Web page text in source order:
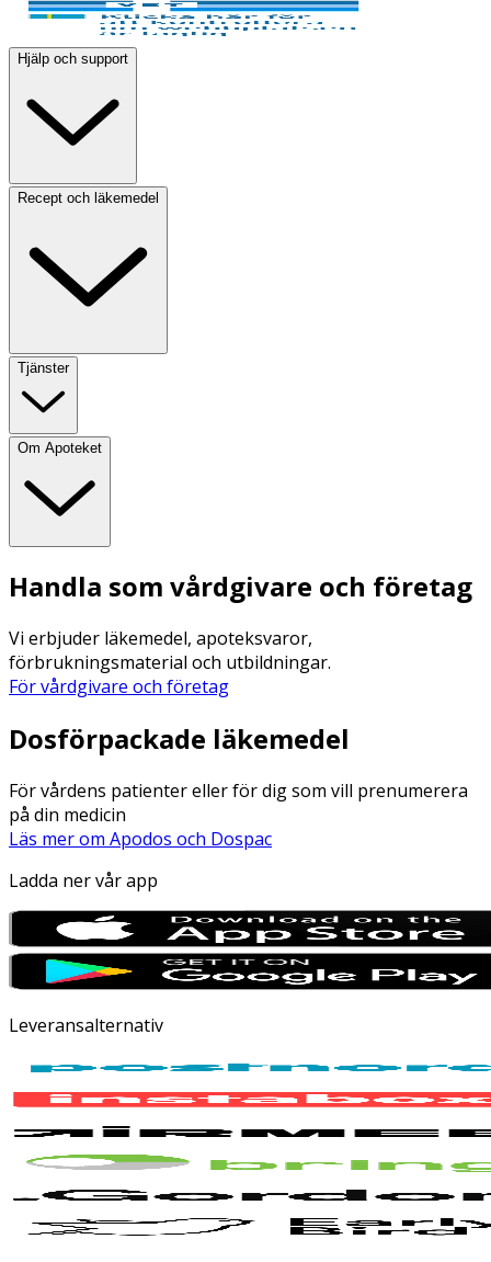
Hjälp och support
Recept och läkemedel
Tjänster
Om Apoteket
Handla som vårdgivare och företag
Vi erbjuder läkemedel, apoteksvaror,
förbrukningsmaterial och utbildningar.
För vårdgivare och företag
Dosförpackade läkemedel
För vårdens patienter eller för dig som vill prenumerera
på din medicin
Läs mer om Apodos och Dospac
Ladda ner vår app
Leveransalternativ